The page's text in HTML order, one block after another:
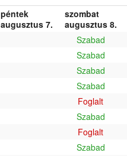
péntek
augusztus 7.
szombat
augusztus 8.
Szabad
Szabad
Szabad
Szabad
Foglalt
Szabad
Foglalt
Szabad